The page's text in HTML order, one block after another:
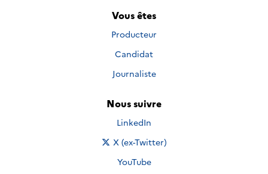
Vous êtes
Producteur
Candidat
Journaliste
Nous suivre
Nous suivre sur
LinkedIn
Nous suivre sur
X (ex-Twitter)
Nous suivre sur
YouTube